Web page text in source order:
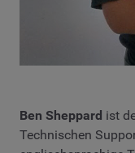
Ben Sheppard ist
Technischen